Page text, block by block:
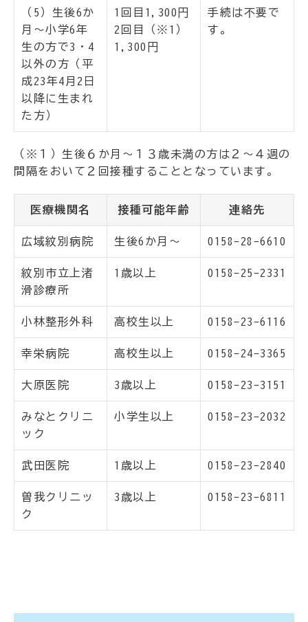
（5）生後6か
月～小学6年
生の方で3・4
以外の方（平
成23年4月2日
以降に生まれ
た方）
1回目1,300円
2回目（※1）
1,300円
手続は不要で
す。
（※１）生後６か月～１３歳未満の方は２～４週の
間隔をおいて２回接種することとなっています。
医療機関名 接種可能年齢 連絡先
広域紋別病院 生後6か月～ 0158-28-6610
紋別市立上渚
滑診療所
1歳以上 0158-25-2331
小林整形外科 高校生以上 0158-23-6116
幸栄病院 高校生以上 0158-24-3365
大原医院 3歳以上 0158-23-3151
みなとクリニ
ック
小学生以上 0158-23-2032
武田医院 1歳以上 0158-23-2840
曽我クリニッ
ク
3歳以上 0158-23-6811